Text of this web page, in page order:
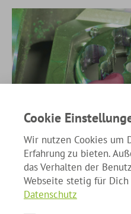
Cookie
Wir nutzen Cookies um
Erfahrung zu bieten.
das Verhalten der
Webseite stetig für Dich
Datenschutz